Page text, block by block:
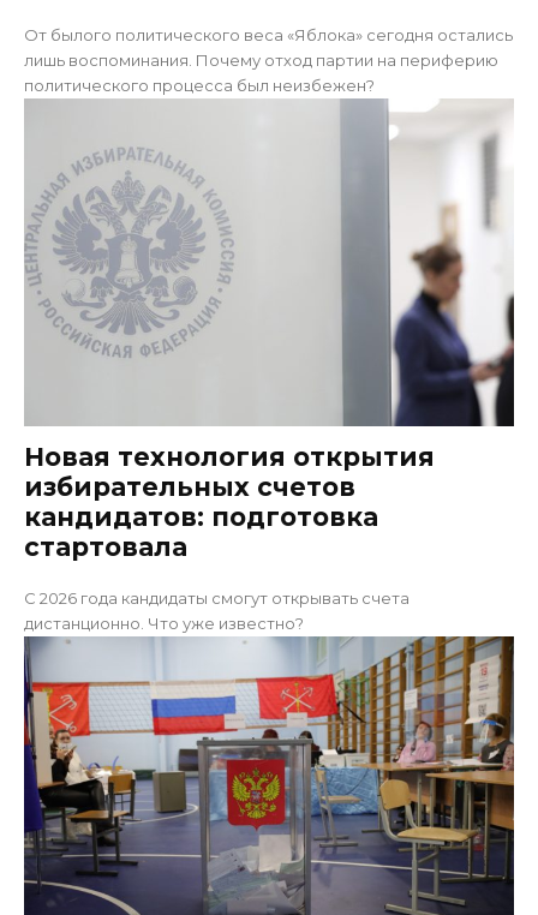
От былого политического веса «Яблока» сегодня остались
лишь воспоминания. Почему отход партии на периферию
политического процесса был неизбежен?
Новая технология открытия
избирательных счетов
кандидатов: подготовка
стартовала
С 2026 года кандидаты смогут открывать счета
дистанционно. Что уже известно?